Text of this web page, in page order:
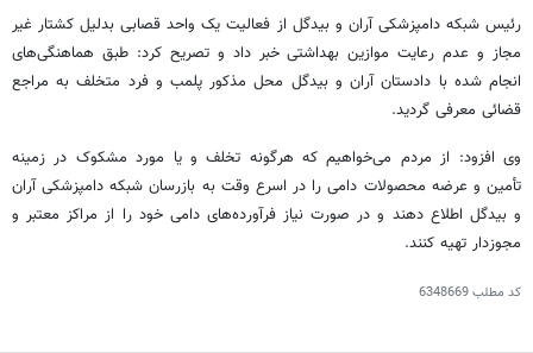
رئیس شبکه دامپزشکیآران و بیدگل از فعالیت یک واحد قصابی بدلیلکشتار غیر
مجاز و عدم رعایت موازین بهداشتی خبر داد و تصریح کرد: طبق هماهنگی‌های
انجام شده با دادستانآرانو بیدگل محل مذکور پلمب و فرد متخلف به مراجع
قضائی معرفی گردید.
وی افزود: از مردم می‌خواهیم که هرگونه تخلف و یا مورد مشکوک در زمینه
تأمین و عرضه محصولات دامی را در اسرع وقت به بازرسان شبکه دامپزشکیآران
و بیدگل اطلاع دهند و در صورت نیاز فرآورده‌های دامی خود را از مراکز معتبر و
مجوزدار تهیه کنند.
کد مطلب6348669